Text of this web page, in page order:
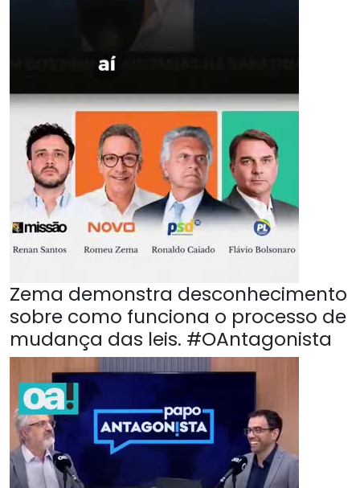
Zema demonstra desconhecimento
sobre como funciona o processo de
mudança das leis. #OAntagonista